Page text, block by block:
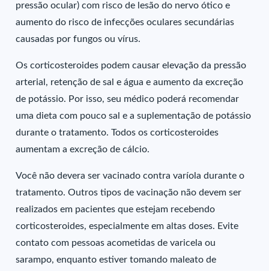
pressão ocular) com risco de lesão do nervo ótico e
aumento do risco de infecções oculares secundárias
causadas por fungos ou vírus.
Os corticosteroides podem causar elevação da pressão
arterial, retenção de sal e água e aumento da excreção
de potássio. Por isso, seu médico poderá recomendar
uma dieta com pouco sal e a suplementação de potássio
durante o tratamento. Todos os corticosteroides
aumentam a excreção de cálcio.
Você não devera ser vacinado contra varíola durante o
tratamento. Outros tipos de vacinação não devem ser
realizados em pacientes que estejam recebendo
corticosteroides, especialmente em altas doses. Evite
contato com pessoas acometidas de varicela ou
sarampo, enquanto estiver tomando maleato de